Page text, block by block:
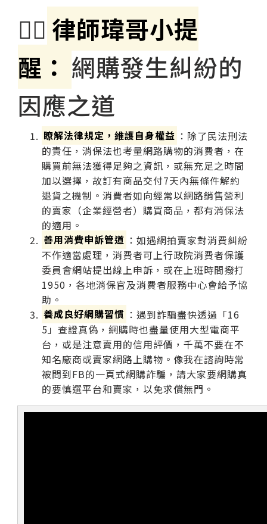
🧑‍⚖ 律師瑋哥小提
醒： 網購發生糾紛的
因應之道
瞭解法律規定，維護自身權益 ：除了民法刑法
的責任，消保法也考量網路購物的消費者，在
購買前無法獲得足夠之資訊，或無充足之時間
加以選擇，故訂有商品交付7天內無條件解約
退貨之機制。消費者如向經常以網路銷售營利
的賣家（企業經營者）購買商品，都有消保法
的適用。
善用消費申訴管道 ：如遇網拍賣家對消費糾紛
不作適當處理，消費者可上行政院消費者保護
委員會網站提出線上申訴，或在上班時間撥打
1950，各地消保官及消費者服務中心會給予協
助。
養成良好網購習慣 ：遇到詐騙盡快透過「16
5」查證真偽，網購時也盡量使用大型電商平
台，或是注意賣用的信用評價，千萬不要在不
知名廠商或賣家網路上購物。像我在諮詢時常
被問到FB的一頁式網購詐騙，請大家要網購真
的要慎選平台和賣家，以免求償無門。